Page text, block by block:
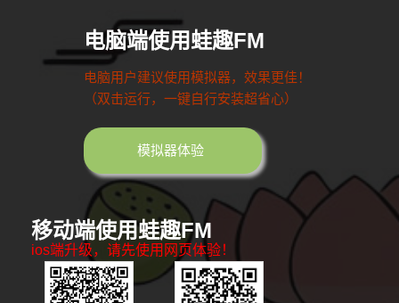
电脑端使用蛙趣FM
电脑用户建议使用模拟器，效果更佳！
（双击运行，一键自行安装超省心）
模拟器体验
移动端使用蛙趣FM
ios端升级，请先使用网页体验！